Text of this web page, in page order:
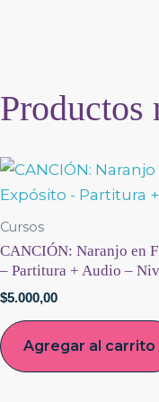
Productos
Cursos
CANCIÓN: Naranjo en
– Partitura + Audio –
$5.000,00
Agregar al carrito